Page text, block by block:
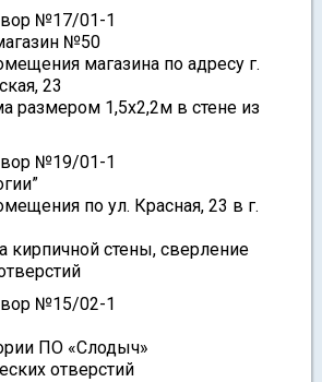
№17/01-1
№50
магазина по адресу г.
23
размером 1,5х2,2м в стене из
№19/01-1
по ул. Красная, 23 в г.
кирпичной стены, сверление
№15/02-1
ПО «Слодыч»
отверстий